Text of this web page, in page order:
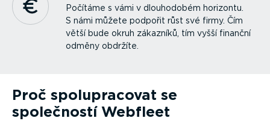
Počítáme s vámi v dlouhodobém horizontu.
S námi můžete podpořit růst své firmy. Čím
větší bude okruh zákazníků, tím vyšší finanční
odměny obdržíte.
Proč spolu­pra­covat se
společností Webfleet